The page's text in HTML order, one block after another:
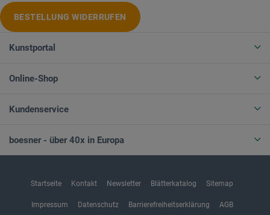
BESTELLUNG WIDERRUFEN
Kunstportal
Online-Shop
Kundenservice
boesner - über 40x in Europa
Startseite Kontakt Newsletter Blätterkatalog Sitemap
Impressum Datenschutz Barrierefreiheitserklärung AGB